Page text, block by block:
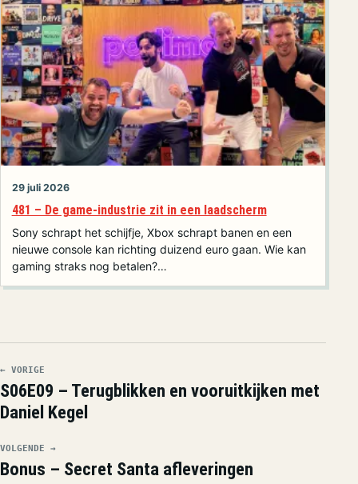
29 juli 2026
481 – De game-industrie zit in een laadscherm
Sony schrapt het schijfje, Xbox schrapt banen en een
nieuwe console kan richting duizend euro gaan. Wie kan
gaming straks nog betalen?…
← VORIGE
S06E09 – Terugblikken en vooruitkijken met
Daniel Kegel
VOLGENDE →
Bonus – Secret Santa afleveringen